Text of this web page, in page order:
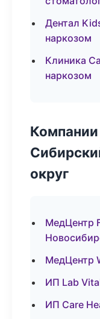
Дентал
наркозом
Клиника
наркозом
Компании
округ
МедЦентр
МедЦентр
ИП Lab
ИП Care